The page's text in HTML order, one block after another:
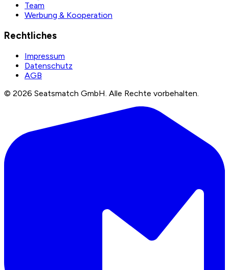
Team
Werbung & Kooperation
Rechtliches
Impressum
Datenschutz
AGB
© 2026 Seatsmatch GmbH. Alle Rechte vorbehalten.